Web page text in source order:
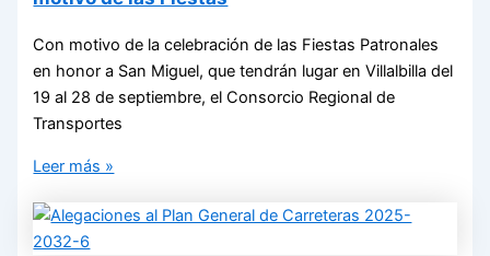
Con motivo de la celebración de las Fiestas Patronales
en honor a San Miguel, que tendrán lugar en Villalbilla del
19 al 28 de septiembre, el Consorcio Regional de
Transportes
Leer más »